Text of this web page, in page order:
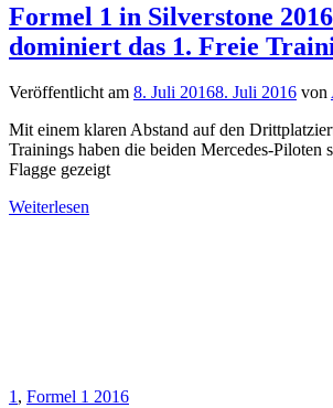
Formel 1 in Silverstone
dominiert das 1. Freie
Veröffentlicht am 8. Juli 20168. Juli 2016 von
Mit einem klaren Abstand auf den
Trainings haben die beiden Mercedes-Piloten
Flagge gezeigt
Weiterlesen
1, Formel 1 2016